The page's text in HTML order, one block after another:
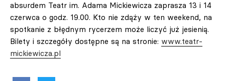
absurdem Teatr im. Adama Mickiewicza zaprasza 13 i 14
czerwca o godz. 19.00. Kto nie zdąży w ten weekend, na
spotkanie z błędnym rycerzem może liczyć już jesienią.
Bilety i szczegóły dostępne są na stronie: www.teatr-
mickiewicza.pl